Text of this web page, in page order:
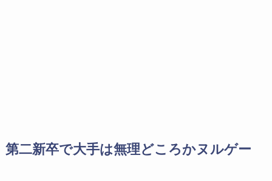
第二新卒で大手は無理どころかヌルゲー